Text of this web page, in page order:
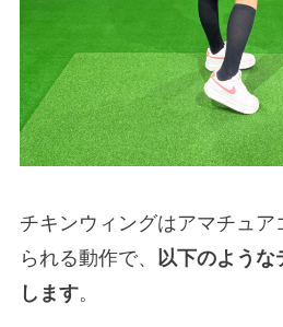
チキンウィングはアマチュア
られる動作で、
以下のような
します。